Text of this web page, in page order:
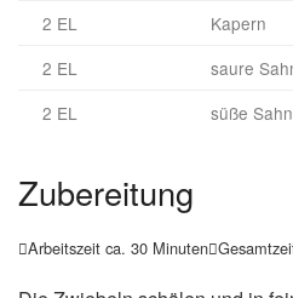
2 EL
Kapern
2 EL
saure
2 EL
süße
Zubereitung
Arbeitszeit ca. 30 Minuten